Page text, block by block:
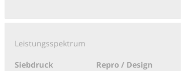
Leistungsspektrum
Siebdruck
Repro / Design